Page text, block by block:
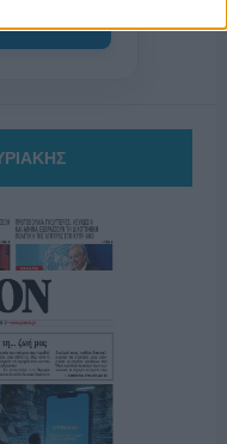
ΣΟΥ →